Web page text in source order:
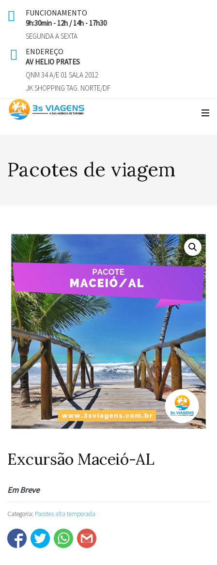
FUNCIONAMENTO
9h:30min - 12h / 14h - 17h30
SEGUNDA A SEXTA
ENDEREÇO
AV HELIO PRATES
QNM 34 A/E 01 SALA 2012
JK SHOPPING TAG. NORTE/DF
Pacotes de viagem
Excursão Maceió-AL
Em Breve
Categoria: Pacotes alta temporada